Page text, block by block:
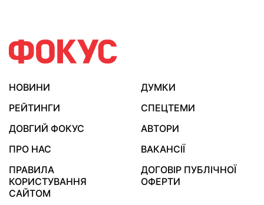
НОВИНИ
ДУМКИ
РЕЙТИНГИ
СПЕЦТЕМИ
ДОВГИЙ ФОКУС
АВТОРИ
ПРО НАС
ВАКАНСІЇ
ПРАВИЛА
КОРИСТУВАННЯ
САЙТОМ
ДОГОВІР ПУБЛІЧНОЇ
ОФЕРТИ